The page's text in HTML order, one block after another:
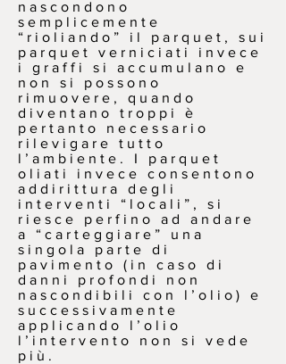
nascondono
semplicemente
“rioliando” il parquet, sui
parquet verniciati invece
i graffi si accumulano e
non si possono
rimuovere, quando
diventano troppi è
pertanto necessario
rilevigare tutto
l’ambiente. I parquet
oliati invece consentono
addirittura degli
interventi “locali”, si
riesce perfino ad andare
a “carteggiare” una
singola parte di
pavimento (in caso di
danni profondi non
nascondibili con l’olio) e
successivamente
applicando l’olio
l’intervento non si vede
più.